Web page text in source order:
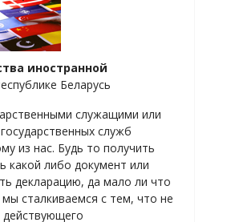
иностранной
Беларусь
служащими или
служб
из нас. Будь то получить
какой либо документ или
декларацию, да мало ли что
сталкиваемся с тем, что не